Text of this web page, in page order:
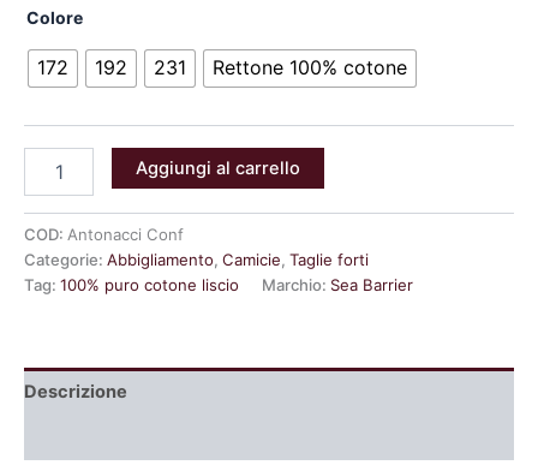
Colore
172 192 231 Rettone 100% cotone
Aggiungi al carrello
COD: Antonacci Conf
Categorie: Abbigliamento, Camicie, Taglie forti
Tag: 100% puro cotone liscio Marchio: Sea Barrier
Descrizione